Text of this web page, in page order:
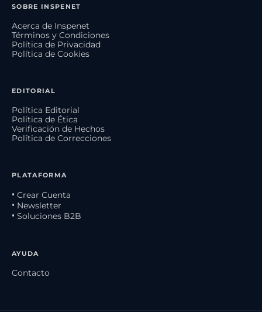
SOBRE INSPENET
Acerca de Inspenet
Términos y Condiciones
Política de Privacidad
Política de Cookies
EDITORIAL
Política Editorial
Política de Ética
Verificación de Hechos
Política de Correcciones
PLATAFORMA
• Crear Cuenta
• Newsletter
• Soluciones B2B
AYUDA
Contacto